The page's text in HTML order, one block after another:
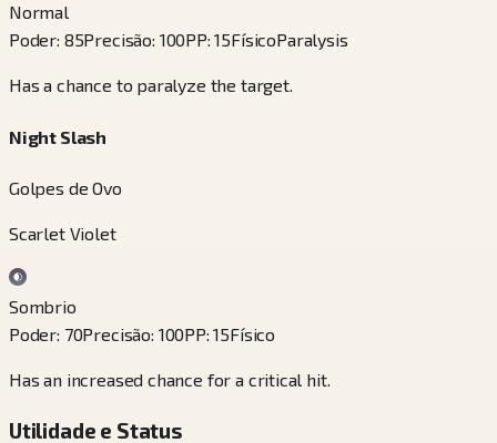
Normal
Poder: 85Precisão: 100PP:15FísicoParalysis
Has a chance to paralyze the target.
Night Slash
Golpes de Ovo
Scarlet Violet
Sombrio
Poder: 70Precisão: 100PP:15Físico
Has an increased chance for a critical hit.
Utilidade e Status